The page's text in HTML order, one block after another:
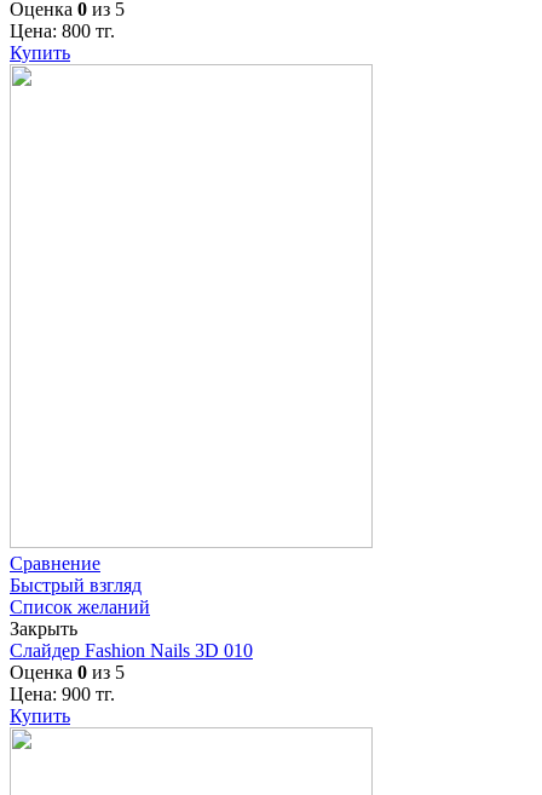
Оценка 0 из 5
Цена: 800 тг.
Купить
Сравнение
Быстрый взгляд
Список желаний
Закрыть
Слайдер Fashion Nails 3D 010
Оценка 0 из 5
Цена: 900 тг.
Купить